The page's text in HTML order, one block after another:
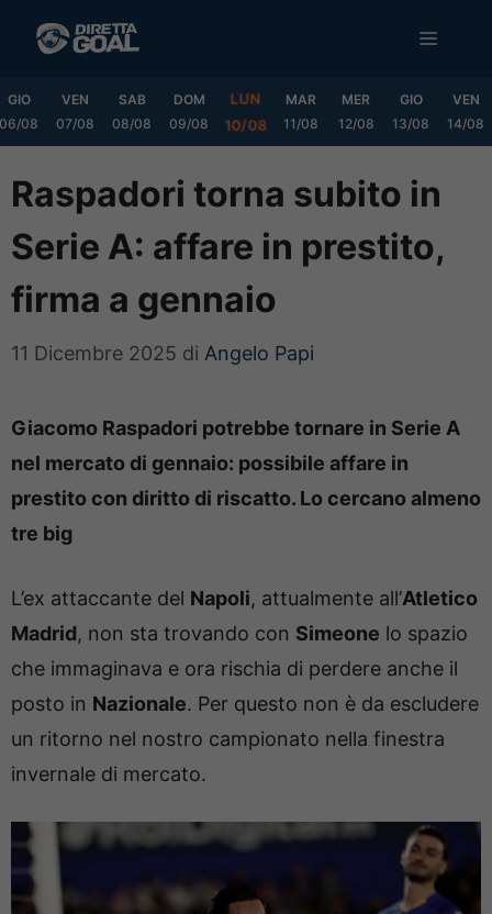
MENU
GIO
06/08
VEN
07/08
SAB
08/08
DOM
09/08
LUN
10/08
MAR
11/08
MER
12/08
GIO
13/08
VEN
14/08
Raspadori torna subito in
Serie A: affare in prestito,
firma a gennaio
11 Dicembre 2025 di Angelo Papi
Giacomo Raspadori potrebbe tornare in Serie A
nel mercato di gennaio: possibile affare in
prestito con diritto di riscatto. Lo cercano almeno
tre big
L’ex attaccante del Napoli, attualmente all’Atletico
Madrid, non sta trovando con Simeone lo spazio
che immaginava e ora rischia di perdere anche il
posto in Nazionale. Per questo non è da escludere
un ritorno nel nostro campionato nella finestra
invernale di mercato.